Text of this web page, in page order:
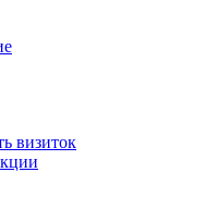
визиток